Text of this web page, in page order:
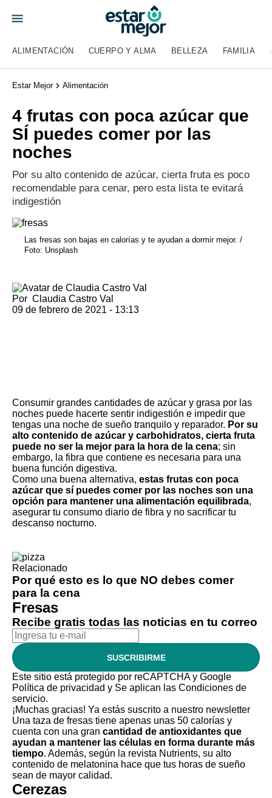
ALIMENTACIÓN CUERPO Y ALMA BELLEZA FAMILIA
Estar Mejor Alimentación
4 frutas con poca azúcar que
SÍ puedes comer por las
noches
Por su alto contenido de azúcar, cierta fruta es poco
recomendable para cenar, pero esta lista te evitará
indigestión
Las fresas son bajas en calorías y te ayudan a dormir mejor. /
Foto: Unsplash
Por Claudia Castro Val
09 de febrero de 2021 - 13:13
Consumir grandes cantidades de azúcar y grasa por las
noches puede hacerte sentir indigestión e impedir que
tengas una noche de sueño tranquilo y reparador. Por su
alto contenido de azúcar y carbohidratos, cierta fruta
puede no ser la mejor para la hora de la cena; sin
embargo, la fibra que contiene es necesaria para una
buena función digestiva.
Como una buena alternativa, estas frutas con poca
azúcar que sí puedes comer por las noches son una
opción para mantener una alimentación equilibrada,
asegurar tu consumo diario de fibra y no sacrificar tu
descanso nocturno.
Relacionado
Por qué esto es lo que NO debes comer
para la cena
Fresas
Recibe gratis todas las noticias en tu correo
SUSCRIBIRME
Este sitio está protegido por reCAPTCHA y Google
Política de privacidad y Se aplican las Condiciones de
servicio.
¡Muchas gracias! Ya estás suscrito a nuestro newsletter
Una taza de fresas tiene apenas unas 50 calorías y
cuenta con una gran cantidad de antioxidantes que
ayudan a mantener las células en forma durante más
tiempo. Además, según la revista Nutrients, su alto
contenido de melatonina hace que tus horas de sueño
sean de mayor calidad.
Cerezas